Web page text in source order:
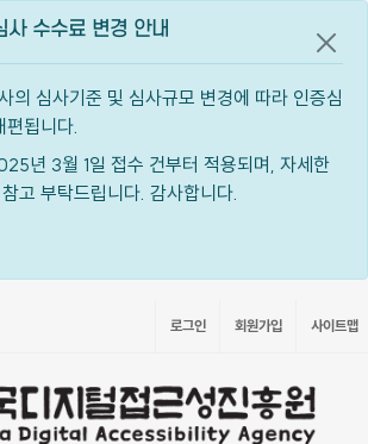
사 수수료 변경 안내
의 심사기준 및 심사규모 변경에 따라 인증심
편됩니다.
년 3월 1일 접수 건부터 적용되며, 자세한
고 부탁드립니다. 감사합니다.
공지
로그인 회원가입 사이트맵